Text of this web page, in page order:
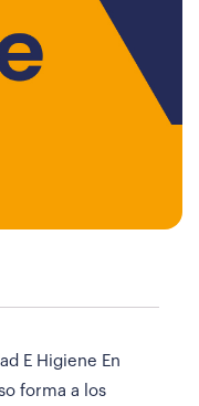
E Higiene En
forma a los